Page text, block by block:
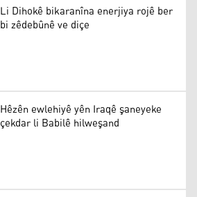
Li Dihokê bikaranîna enerjiya rojê ber
bi zêdebûnê ve diçe
Hêzên ewlehiyê yên Iraqê şaneyeke
çekdar li Babilê hilweşand